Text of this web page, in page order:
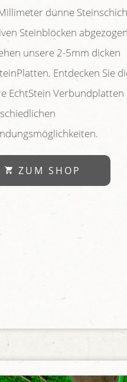
dünne
Steinblöcken
unsere 2-5mm dicken
Entdecken Sie
EchtStein
ZUM SHOP